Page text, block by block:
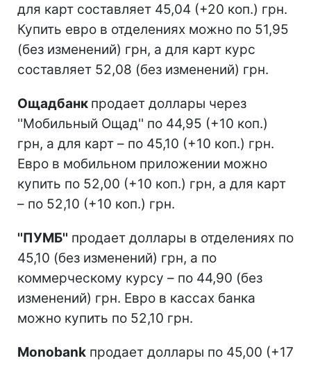
для карт составляет 45,04 (+20 коп.) грн.
Купить евро в отделениях можно по 51,95
(без изменений) грн, а для карт курс
составляет 52,08 (без изменений) грн.
Ощадбанк продает доллары через
''Мобильный Ощад'' по 44,95 (+10 коп.)
грн, а для карт – по 45,10 (+10 коп.) грн.
Евро в мобильном приложении можно
купить по 52,00 (+10 коп.) грн, а для карт
– по 52,10 (+10 коп.) грн.
''ПУМБ'' продает доллары в отделениях по
45,10 (без изменений) грн, а по
коммерческому курсу – по 44,90 (без
изменений) грн. Евро в кассах банка
можно купить по 52,10 грн.
Monobank продает доллары по 45,00 (+17